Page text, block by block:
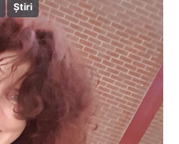
Știri